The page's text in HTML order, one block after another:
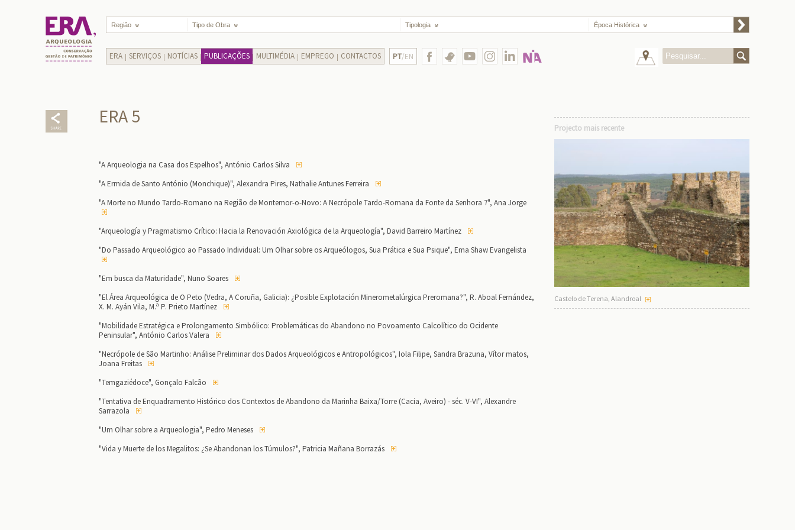
Região Tipo de Obra Tipologia Época Histórica
ERA SERVIÇOS NOTÍCIAS PUBLICAÇÕES MULTIMÉDIA EMPREGO CONTACTOS PT/EN
ERA 5
"A Arqueologia na Casa dos Espelhos", António Carlos Silva
"A Ermida de Santo António (Monchique)", Alexandra Pires, Nathalie Antunes Ferreira
"A Morte no Mundo Tardo-Romano na Região de Montemor-o-Novo: A Necrópole Tardo-Romana da Fonte da Senhora 7", Ana Jorge
"Arqueología y Pragmatismo Crítico: Hacia la Renovación Axiológica de la Arqueología", David Barreiro Martínez
"Do Passado Arqueológico ao Passado Individual: Um Olhar sobre os Arqueólogos, Sua Prática e Sua Psique", Ema Shaw Evangelista
"Em busca da Maturidade", Nuno Soares
"El Área Arqueológica de O Peto (Vedra, A Coruña, Galicia): ¿Posible Explotación Minerometalúrgica Preromana?", R. Aboal Fernández,
X. M. Ayán Vila, M.ª P. Prieto Martínez
"Mobilidade Estratégica e Prolongamento Simbólico: Problemáticas do Abandono no Povoamento Calcolítico do Ocidente
Peninsular", António Carlos Valera
"Necrópole de São Martinho: Análise Preliminar dos Dados Arqueológicos e Antropológicos", Iola Filipe, Sandra Brazuna, Vítor matos,
Joana Freitas
"Temgaziédoce", Gonçalo Falcão
"Tentativa de Enquadramento Histórico dos Contextos de Abandono da Marinha Baixa/Torre (Cacia, Aveiro) - séc. V-VI", Alexandre
Sarrazola
"Um Olhar sobre a Arqueologia", Pedro Meneses
"Vida y Muerte de los Megalitos: ¿Se Abandonan los Túmulos?", Patricia Mañana Borrazás
Projecto mais recente
Castelo de Terena, Alandroal